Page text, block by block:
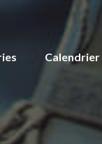
Calendrier